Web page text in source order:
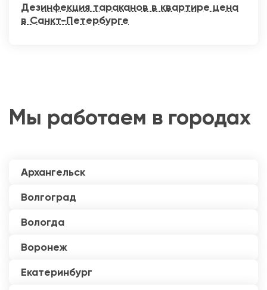
Дезинфекция тараканов в квартире цена
в Санкт-Петербурге
Мы работаем в городах
Архангельск
Волгоград
Вологда
Воронеж
Екатеринбург